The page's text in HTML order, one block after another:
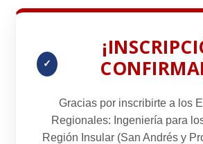
✓
Gracias por inscribirte a los
Regionales: Ingeniería para
Región Insular(San Andrés y